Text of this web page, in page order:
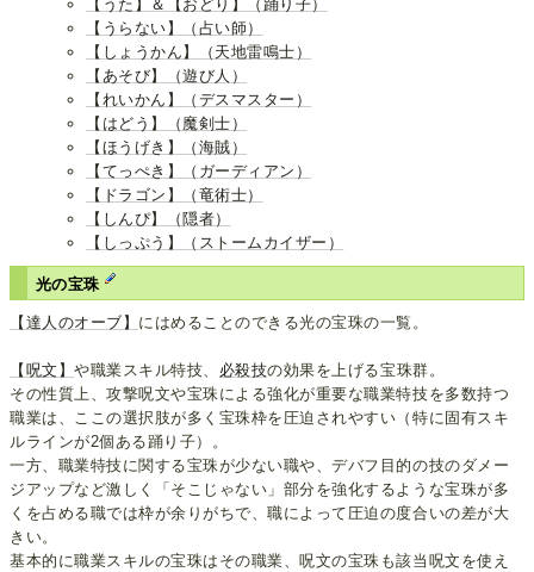
【うた】＆【おどり】（踊り子）
【うらない】（占い師）
【しょうかん】（天地雷鳴士）
【あそび】（遊び人）
【れいかん】（デスマスター）
【はどう】（魔剣士）
【ほうげき】（海賊）
【てっぺき】（ガーディアン）
【ドラゴン】（竜術士）
【しんぴ】（隠者）
【しっぷう】（ストームカイザー）
光の宝珠
【達人のオーブ】 にはめることのできる光の宝珠の一覧。
【呪文】や職業スキル特技、 必殺技の効果を上げる宝珠群。
その性質上、攻撃呪文や宝珠による強化が重要な職業特技を多数持つ
職業は、ここの選択肢が多く宝珠枠を圧迫されやすい（特に固有スキ
ルラインが2個ある踊り子）。
一方、職業特技に関する宝珠が少ない職や、デバフ目的の技のダメー
ジアップなど激しく「そこじゃない」部分を強化するような宝珠が多
くを占める職では枠が余りがちで、職によって圧迫の度合いの差が大
きい。
基本的に職業スキルの宝珠はその職業、呪文の宝珠も該当呪文を使え